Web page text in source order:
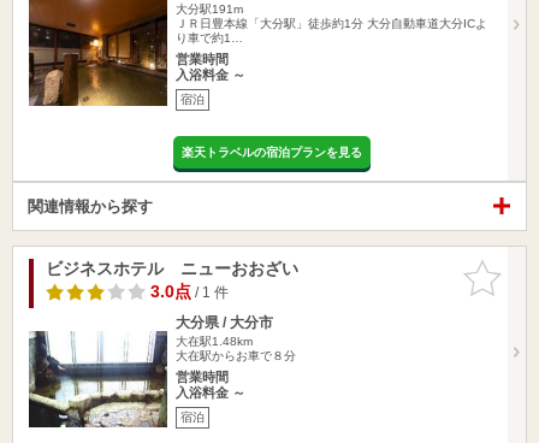
大分駅191m
ＪＲ日豊本線「大分駅」徒歩約1分 大分自動車道大分ICよ
り車で約1…
営業時間
入浴料金 ～
宿泊
楽天トラベルの宿泊プランを見る
関連情報から探す
お気に入
りに追加
ビジネスホテル ニューおおざい
3.0点/ 1 件
大分県 / 大分市
大在駅1.48km
大在駅からお車で８分
営業時間
入浴料金 ～
宿泊